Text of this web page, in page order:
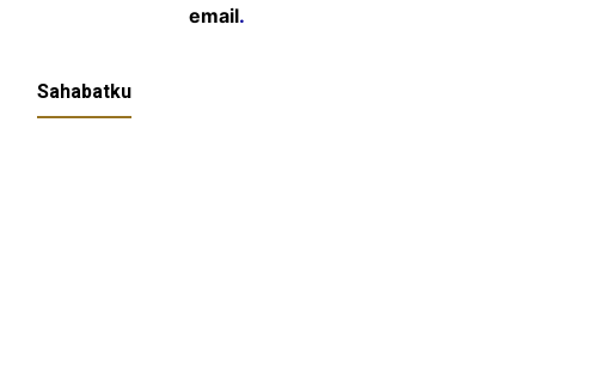
email.
Sahabatku